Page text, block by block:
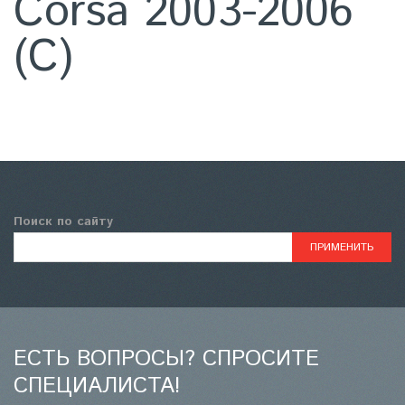
(С)
Поиск по сайту
ЕСТЬ ВОПРОСЫ? СПРОСИТЕ
СПЕЦИАЛИСТА!